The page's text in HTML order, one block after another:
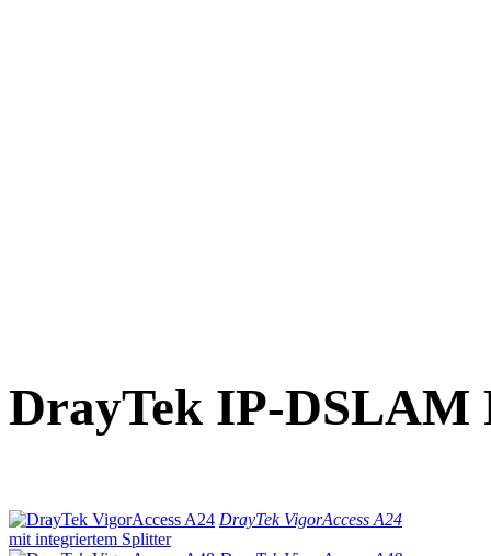
DrayTek IP-DSLAM
DrayTek VigorAccess A24
mit integriertem Splitter